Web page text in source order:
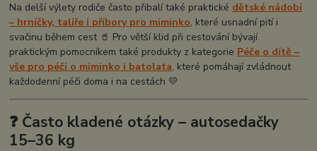
Na delší výlety rodiče často přibalí také praktické dětské nádobí
– hrníčky, talíře i příbory pro miminko, které usnadní pití i
svačinu během cest 🥤 Pro větší klid při cestování bývají
praktickým pomocníkem také produkty z kategorie Péče o dítě –
vše pro péči o miminko i batolata, které pomáhají zvládnout
každodenní péči doma i na cestách 💛
❓ Často kladené otázky – autosedačky
15–36 kg